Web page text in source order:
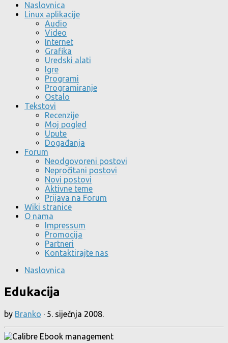
Naslovnica
Linux aplikacije
Audio
Video
Internet
Grafika
Uredski alati
Igre
Programi
Programiranje
Ostalo
Tekstovi
Recenzije
Moj pogled
Upute
Događanja
Forum
Neodgovoreni postovi
Nepročitani postovi
Novi postovi
Aktivne teme
Prijava na Forum
Wiki stranice
O nama
Impressum
Promocija
Partneri
Kontaktirajte nas
Naslovnica
Edukacija
by Branko · 5. siječnja 2008.